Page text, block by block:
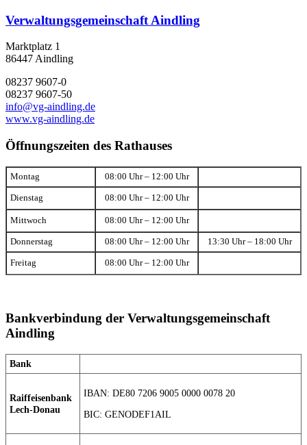
Verwaltungsgemeinschaft Aindling
Marktplatz 1
86447 Aindling
08237 9607-0
08237 9607-50
info@vg-aindling.de
www.vg-aindling.de
Öffnungszeiten des Rathauses
Montag 08:00 Uhr – 12:00 Uhr
Dienstag 08:00 Uhr – 12:00 Uhr
Mittwoch 08:00 Uhr – 12:00 Uhr
Donnerstag 08:00 Uhr – 12:00 Uhr 13:30 Uhr – 18:00 Uhr
Freitag 08:00 Uhr – 12:00 Uhr
Bankverbindung der Verwaltungsgemeinschaft
Aindling
Bank
Raiffeisenbank
Lech-Donau
IBAN: DE80 7206 9005 0000 0078 20
BIC: GENODEF1AIL